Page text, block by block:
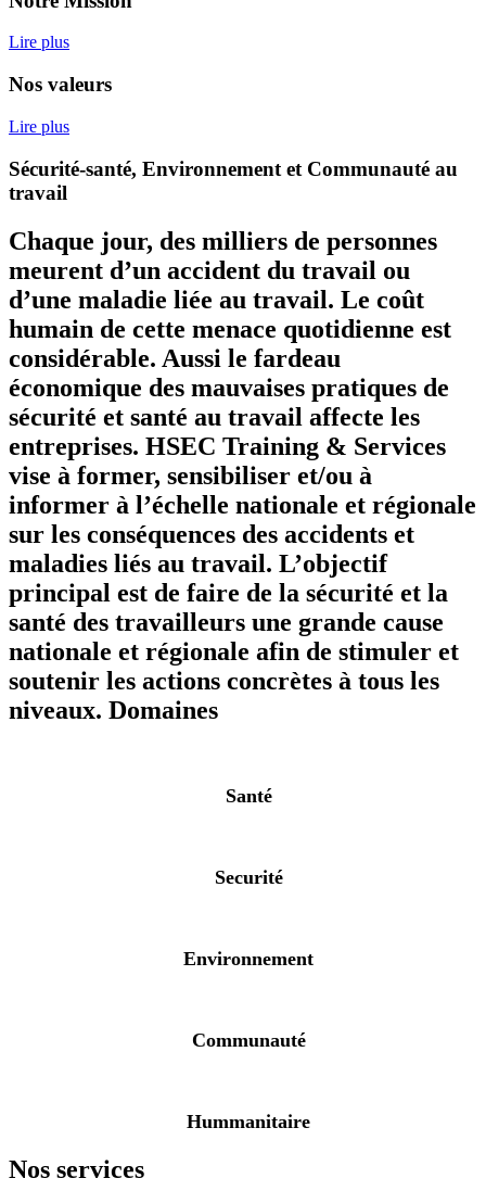
Lire plus
Nos valeurs
Lire plus
Sécurité-santé, Environnement et Communauté au
travail
Chaque jour, des milliers de personnes
meurent d’un accident du travail ou
d’une maladie liée au travail. Le coût
humain de cette menace quotidienne est
considérable. Aussi le fardeau
économique des mauvaises pratiques de
sécurité et santé au travail affecte les
entreprises. HSEC Training & Services
vise à former, sensibiliser et/ou à
informer à l’échelle nationale et régionale
sur les conséquences des accidents et
maladies liés au travail. L’objectif
principal est de faire de la sécurité et la
santé des travailleurs une grande cause
nationale et régionale afin de stimuler et
soutenir les actions concrètes à tous les
niveaux. Domaines
Santé
Securité
Environnement
Communauté
Hummanitaire
Nos services